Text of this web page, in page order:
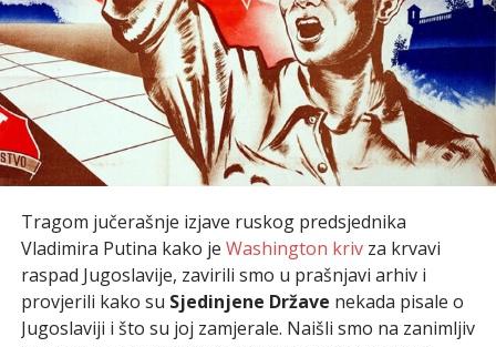
Tragom jučerašnje izjave ruskog predsjednika
Vladimira Putina kako je Washington krivza krvavi
raspad Jugoslavije, zavirili smo u prašnjavi arhiv i
provjerili kako su Sjedinjene Države nekada pisale o
Jugoslaviji i što su joj zamjerale. Naišli smo na zanimljiv